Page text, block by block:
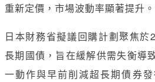
重新定價，市場波動率顯著提升。
日本財務省擬議回購計劃聚焦
長期國債，旨在緩解供需失衡導
一動作與早前削減超長期債券